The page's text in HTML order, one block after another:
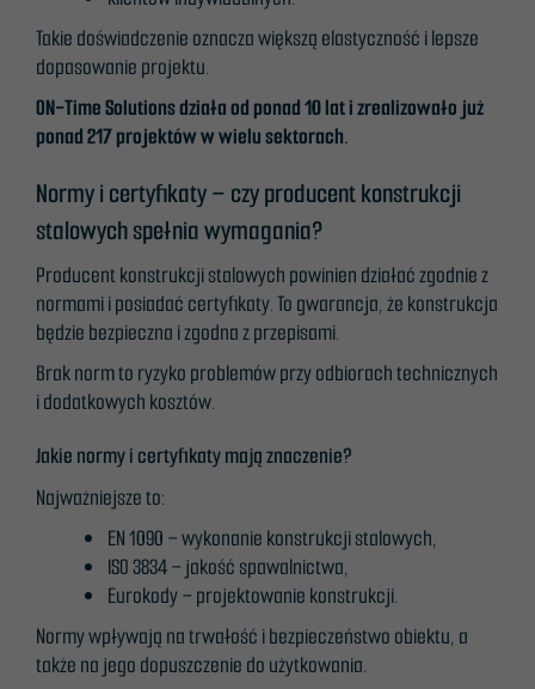
Takie doświadczenie oznacza większą elastyczność i lepsze
dopasowanie projektu.
ON-Time Solutions działa od ponad 10 lat i zrealizowało już
ponad 217 projektów w wielu sektorach.
Normy i certyfikaty – czy producent konstrukcji
stalowych spełnia wymagania?
Producent konstrukcji stalowych powinien działać zgodnie z
normami i posiadać certyfikaty. To gwarancja, że konstrukcja
będzie bezpieczna i zgodna z przepisami.
Brak norm to ryzyko problemów przy odbiorach technicznych
i dodatkowych kosztów.
Jakie normy i certyfikaty mają znaczenie?
Najważniejsze to:
EN 1090 – wykonanie konstrukcji stalowych,
ISO 3834 – jakość spawalnictwa,
Eurokody – projektowanie konstrukcji.
Normy wpływają na trwałość i bezpieczeństwo obiektu, a
także na jego dopuszczenie do użytkowania.